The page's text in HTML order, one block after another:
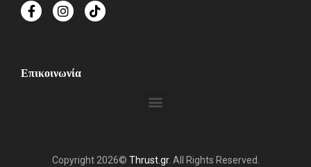
Επικοινωνία
Copyright 2026© Thrust.gr. All Rights Reserved.